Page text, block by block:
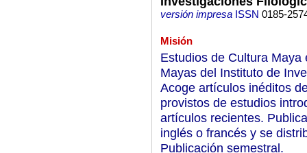
versión impresaISSN 0185-
Misión
Estudios de Cultura
Mayas del Instituto de
Acoge artículos inéditos
provistos de estudios
artículos recientes.
inglés o francés y se
Publicación semestral.